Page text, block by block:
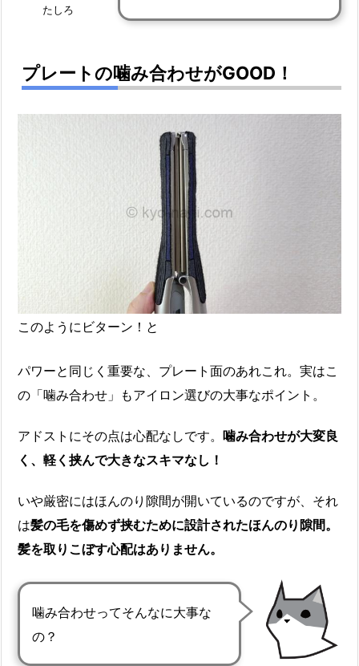
たしろ
プレートの噛み合わせがGOOD！
このようにビターン！と
パワーと同じく重要な、プレート面のあれこれ。実はこ
の「噛み合わせ」もアイロン選びの大事なポイント。
アドストにその点は心配なしです。 噛み合わせが大変良
く、軽く挟んで大きなスキマなし！
いや厳密にはほんのり隙間が開いているのですが、それ
は髪の毛を傷めず挟むために設計されたほんのり隙間。
髪を取りこぼす心配はありません。
噛み合わせってそんなに大事な
の？